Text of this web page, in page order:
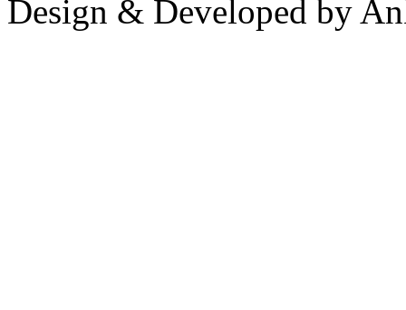
Design & Developed by